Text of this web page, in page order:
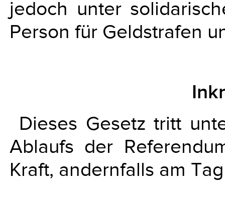
jedoch unter
Person für Geldstrafen
Dieses Gesetz tritt
Ablaufs der
Kraft, andernfalls am